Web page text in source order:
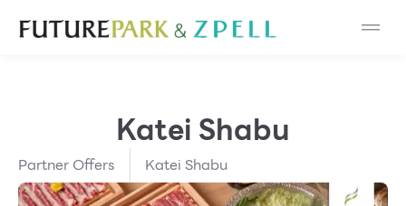
Cosmetic
Food
Katei Shabu
Partner Offers Katei Shabu